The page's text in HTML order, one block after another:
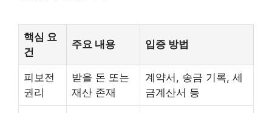
핵심 요
건
주요 내용 입증 방법
피보전
권리
받을 돈 또는
재산 존재
계약서, 송금 기록, 세
금계산서 등